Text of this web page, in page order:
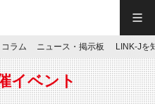
EN
ラム ニュース・掲示板 LINK-Jを
イベント